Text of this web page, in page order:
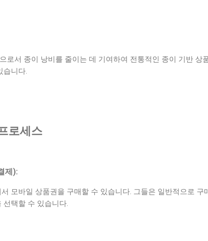
로서 종이 낭비를 줄이는 데 기여하여 전통적인 종이 기반 상
습니다.
로세스
제):
모바일 상품권을 구매할 수 있습니다. 그들은 일반적으로 구
택할 수 있습니다.